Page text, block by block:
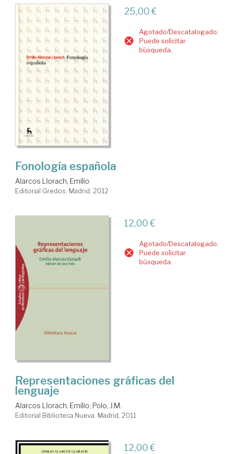
25,00 €
Agotado/Descatalogado.
Puede solicitar
búsqueda.
Fonología española
Alarcos Llorach, Emilio
Editorial Gredos. Madrid, 2012
12,00 €
Agotado/Descatalogado.
Puede solicitar
búsqueda.
Representaciones gráficas del
lenguaje
Alarcos Llorach, Emilio; Polo, J.M.
Editorial Biblioteca Nueva. Madrid, 2011
12,00 €